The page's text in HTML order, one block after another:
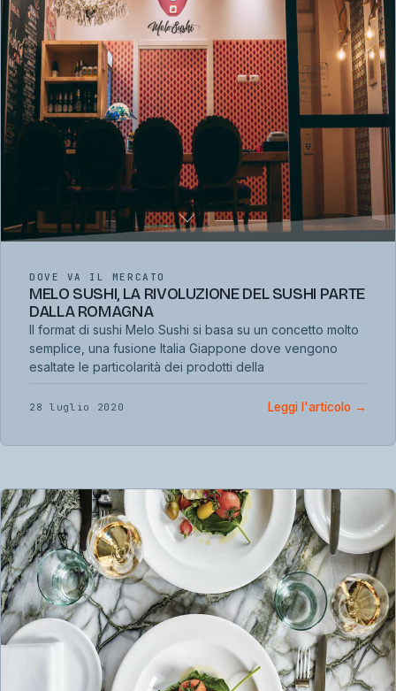
DOVE VA IL MERCATO
MELO SUSHI, LA RIVOLUZIONE DEL SUSHI PARTE
DALLA ROMAGNA
Il format di sushi Melo Sushi si basa su un concetto molto
semplice, una fusione Italia Giappone dove vengono
esaltate le particolarità dei prodotti della
28 luglio 2020 Leggi l'articolo →